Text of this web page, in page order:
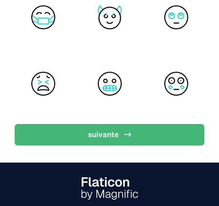
suivante